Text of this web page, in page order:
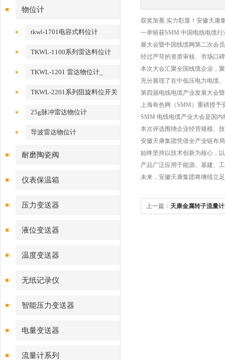
物位计
tkwl-1701电容式料位计
TKWL-1100系列雷达料位计
TKWL-1201 雷达物位计_
TKWL-2201系列阻旋料位开关
25g脉冲雷达物位计
导波雷达物位计
耐磨陶瓷阀
仪表保温箱
压力变送器
液位变送器
温度变送器
无纸记录仪
智能压力变送器
电量变送器
流量计系列
双奖加冕 实力彰显！安徽天康
一举斩获SMM 中国电线电缆
展大会暨中国线缆网第二次会
经过严苛的资质审核、市场口
本次大会汇聚全国线缆企业，
充分展现了在中低压电力电缆
第四届电线电缆产业发展大会
上海有色网（SMM）重磅授予
SMM 电线电缆产业大会是国
本次评选围绕企业经营规模、
安徽天康集团凭借全产业链布
始终坚持以技术创新为核心，
产品广泛应用于能源、基建、
未来，安徽天康集团将继续立
上一篇： 天康金属转子流量